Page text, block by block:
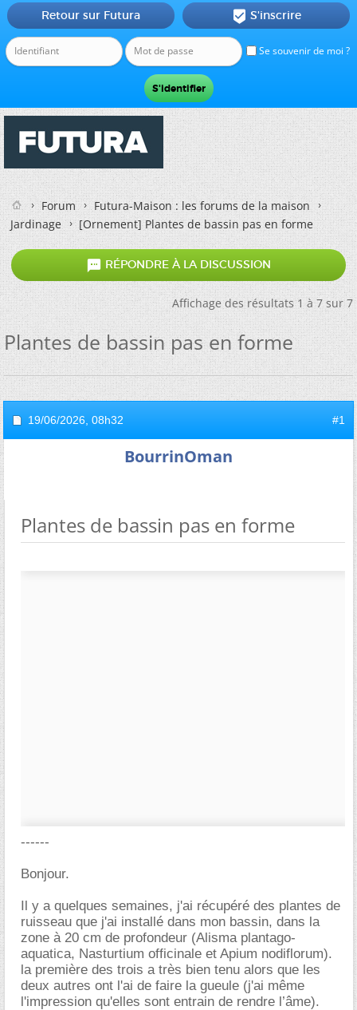
Se souvenir de moi ?
Retour sur Futura  S'inscrire
Forum
Futura-Maison : les forums de la maison
Jardinage
[Ornement] Plantes de bassin pas en forme
 RÉPONDRE À LA DISCUSSION
Affichage des résultats 1 à 7 sur 7
Plantes de bassin pas en forme
19/06/2026, 08h32 #1
BourrinOman
Plantes de bassin pas en forme
------
Bonjour.
Il y a quelques semaines, j'ai récupéré des plantes de
ruisseau que j'ai installé dans mon bassin, dans la
zone à 20 cm de profondeur (Alisma plantago-
aquatica, Nasturtium officinale et Apium nodiflorum).
la première des trois a très bien tenu alors que les
deux autres ont l'ai de faire la gueule (j'ai même
l'impression qu'elles sont entrain de rendre l’âme).